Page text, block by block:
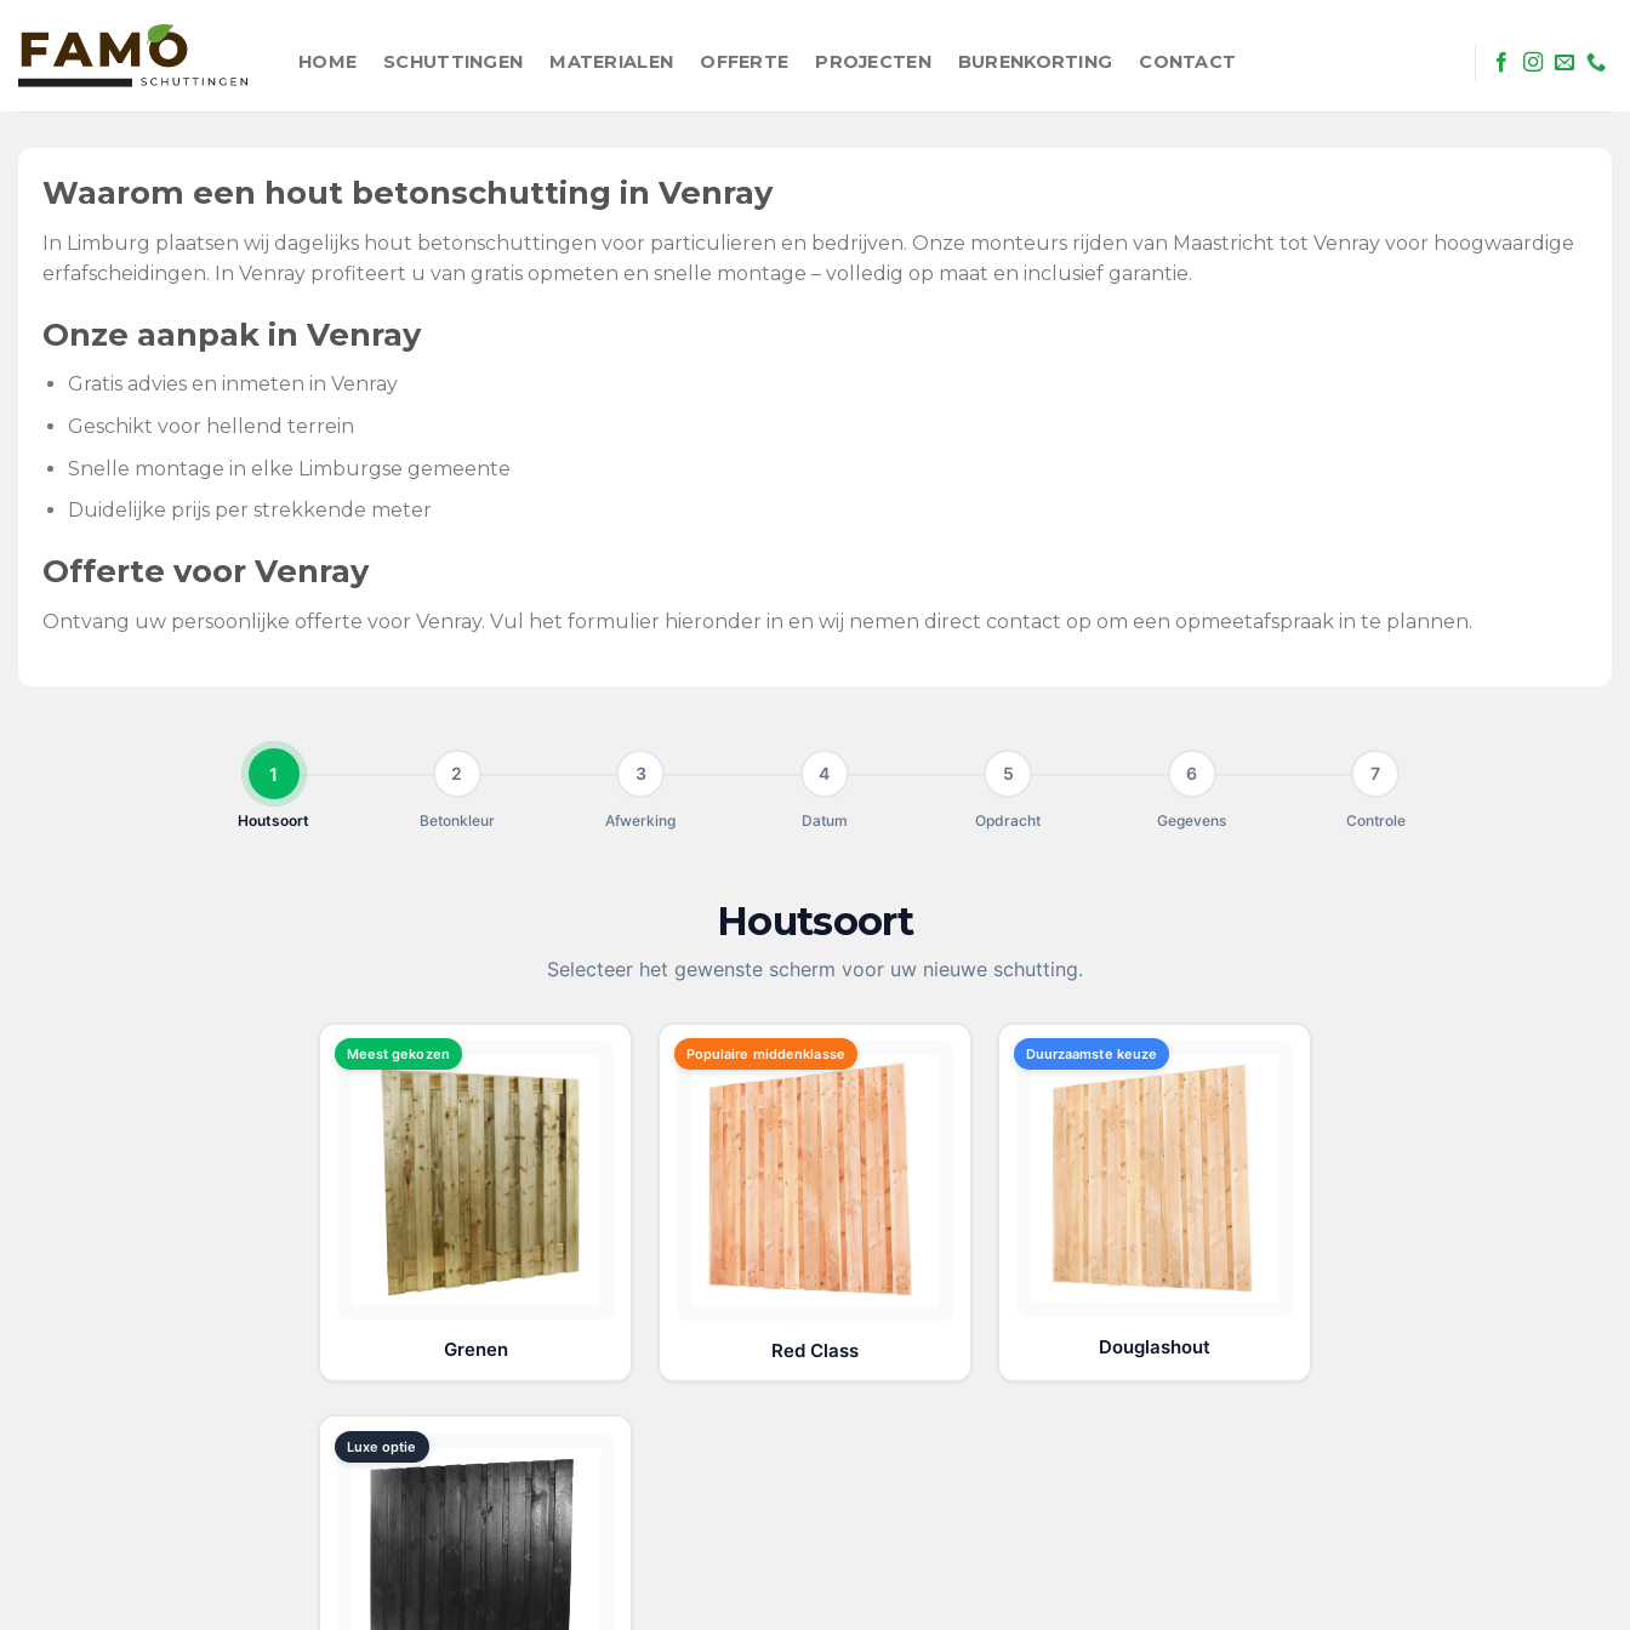
content
HOME SCHUTTINGEN MATERIALEN OFFERTE PROJECTEN BURENKORTING CONTACT
Waarom een hout betonschutting in Venray
In Limburg plaatsen wij dagelijks hout betonschuttingen voor particulieren en bedrijven. Onze monteurs rijden van Maastricht tot Venray voor hoogwaardige
erfafscheidingen. In Venray profiteert u van gratis opmeten en snelle montage – volledig op maat en inclusief garantie.
Onze aanpak in Venray
Gratis advies en inmeten in Venray
Geschikt voor hellend terrein
Snelle montage in elke Limburgse gemeente
Duidelijke prijs per strekkende meter
Offerte voor Venray
Ontvang uw persoonlijke offerte voor Venray. Vul het formulier hieronder in en wij nemen direct contact op om een opmeetafspraak in te plannen.
1
Houtsoort
2
Betonkleur
3
Afwerking
4
Datum
5
Opdracht
6
Gegevens
7
Controle
Houtsoort
Selecteer het gewenste scherm voor uw nieuwe schutting.
Meest gekozen
Grenen
Populaire middenklasse
Red Class
Duurzaamste keuze
Douglashout
Luxe optie